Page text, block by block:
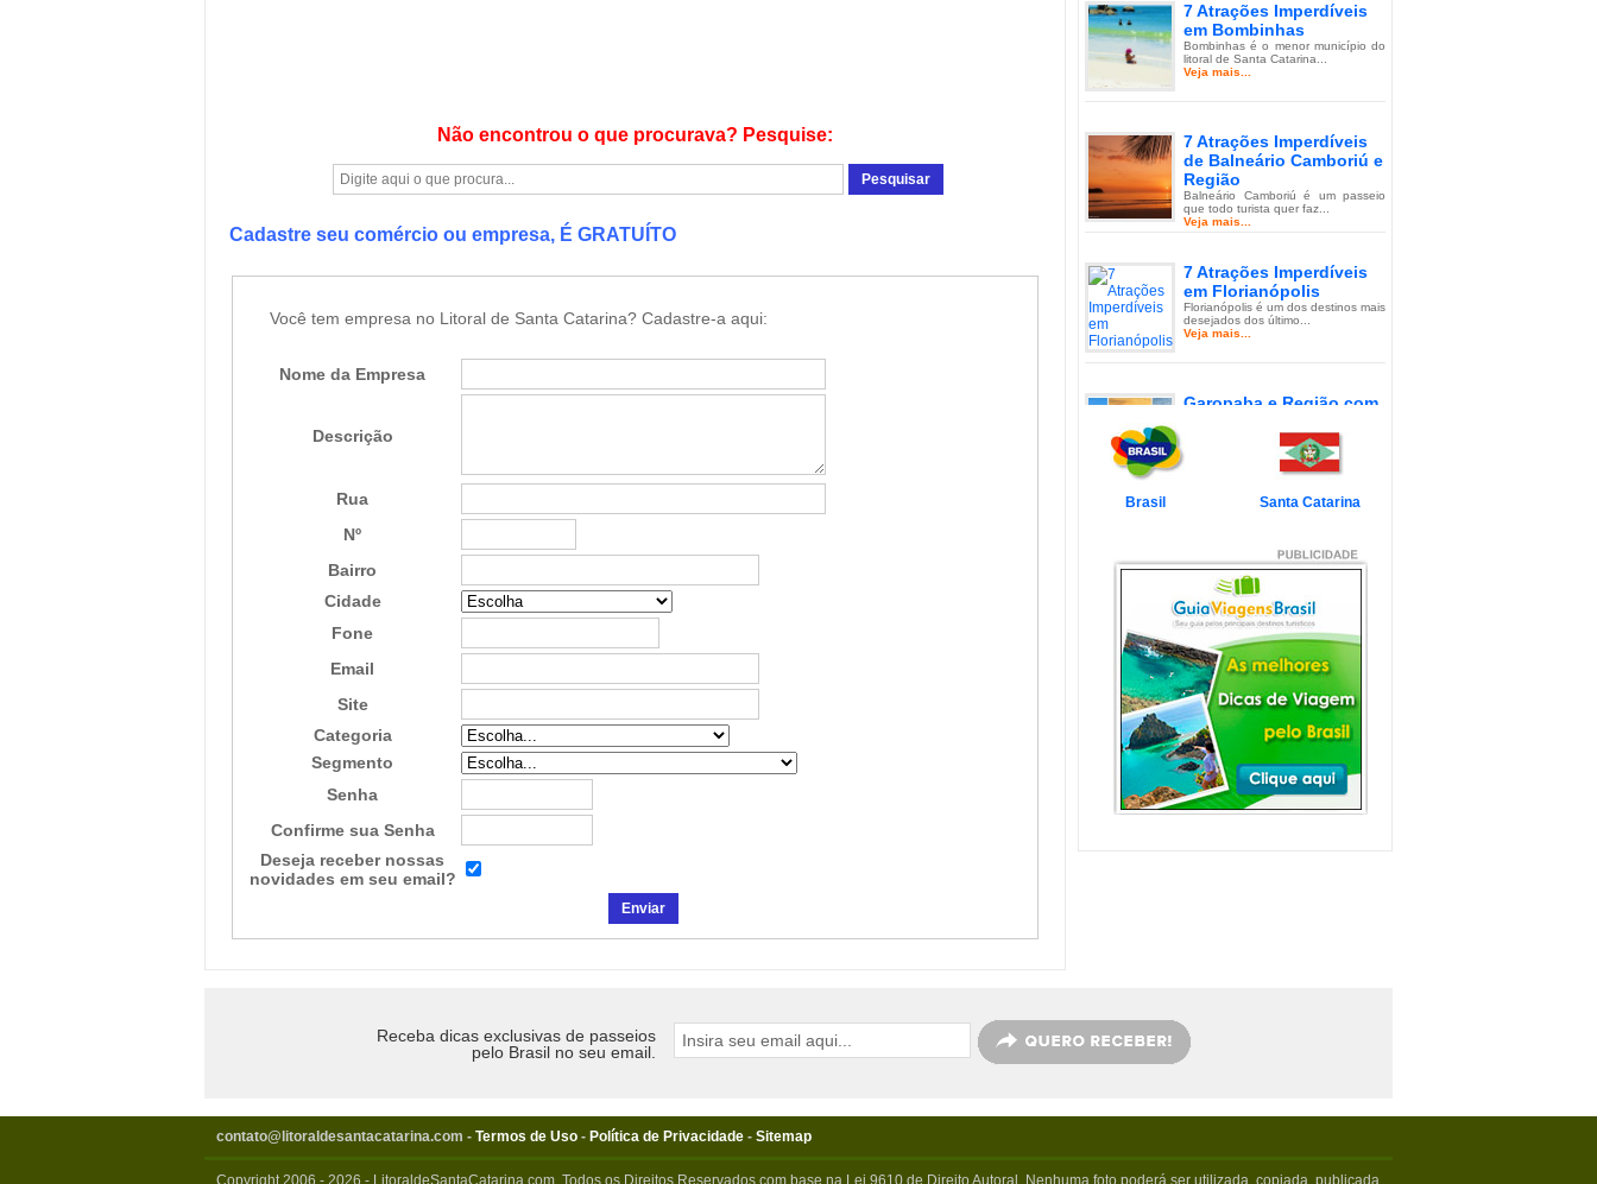
Não encontrou o que procurava? Pesquise:
Cadastre seu comércio ou empresa, É GRATUÍTO
Você tem empresa no Litoral de Santa Catarina? Cadastre-a aqui:
Nome da Empresa
Descrição
Rua
Nº
Bairro
Cidade
Fone
Email
Site
Categoria
Segmento
Senha
Confirme sua Senha
Deseja receber nossas
novidades em seu email?
7 Atrações Imperdíveis
em Bombinhas
Bombinhas é o menor município do
litoral de Santa Catarina...
Veja mais...
7 Atrações Imperdíveis
de Balneário Camboriú e
Região
Balneário Camboriú é um passeio
que todo turista quer faz...
Veja mais...
7 Atrações Imperdíveis
em Florianópolis
Florianópolis é um dos destinos mais
desejados dos último...
Veja mais...
Garopaba e Região com
Garopaba é um município de Santa
Catarina a 80 quilômetro...
Veja mais...
com Crianças
Simplesmente magnífico! Assim
pode ser descrito o Litoral d...
Veja mais...
Balneário Camboriú e
arredores com Crianças
Balneário Camboriú fica em Santa
Catarina, mais especifica...
Veja mais...
Florianópolis com
crianças: as melhores
5 PRAIAS DE FLORIPA
Brasil Santa Catarina
Receba dicas exclusivas de passeios
pelo Brasil no seu email.
contato@litoraldesantacatarina.com - Termos de Uso - Política de Privacidade - Sitemap
Copyright 2006 - 2026 - LitoraldeSantaCatarina.com. Todos os Direitos Reservados com base na Lei 9610 de Direito Autoral. Nenhuma foto poderá ser utilizada, copiada, publicada